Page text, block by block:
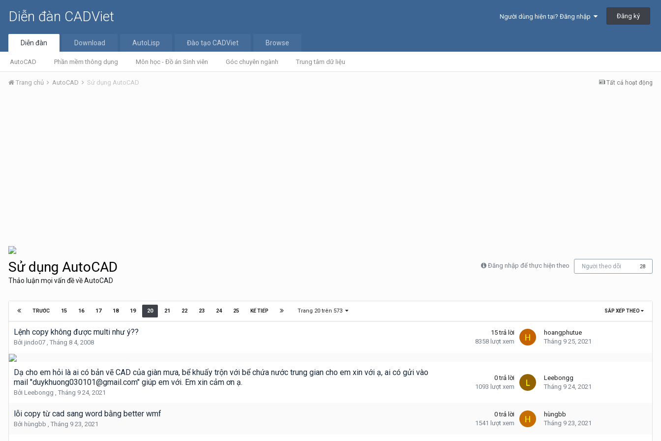
Diễn đàn CADViet Người dùng hiện tại? Đăng nhập Đăng ký
Diễn đàn
AutoCAD Phần mềm thông dụng Môn học - Đồ án Sinh viên Góc chuyên ngành Trung tâm dữ liệu
Download AutoLisp Đào tạo CADViet Browse
Tất cả hoạt động
Trang chủ AutoCAD Sử dụng AutoCAD
Sử dụng AutoCAD Đăng nhập để thực hiện theo Người theo dõi 28
Thảo luận mọi vấn đề về AutoCAD
SẮP XẾP THEO
TRƯỚC 15 16 17 18 19 20 21 22 23 24 25 KẾ TIẾP Trang 20 trên 573
Lệnh copy không được multi như ý??
Bởi jindo07 , Tháng 8 4, 2008
15 trả lời
8358 lượt xem
hoangphutue
Tháng 9 25, 2021
Dạ cho em hỏi là ai có bản vẽ CAD của giàn mưa, bể khuấy trộn với bể chứa nước trung gian cho em xin với ạ, ai có gửi vào
mail "duykhuong030101@gmail.com" giúp em với. Em xin cảm ơn ạ.
Bởi Leebongg , Tháng 9 24, 2021
0 trả lời
1093 lượt xem
Leebongg
Tháng 9 24, 2021
lỗi copy từ cad sang word bằng better wmf
Bởi hùngbb , Tháng 9 23, 2021
0 trả lời
1541 lượt xem
hùngbb
Tháng 9 23, 2021